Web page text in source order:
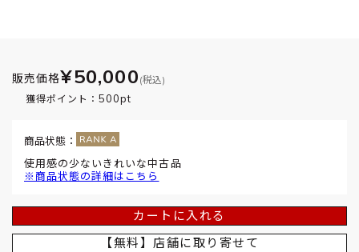
販売価格¥50,000 (税込)
獲得ポイント： 500pt
商品状態：
使用感の少ないきれいな中古品
※商品状態の詳細はこちら
カートに入れる
【無料】店舗に取り寄せて